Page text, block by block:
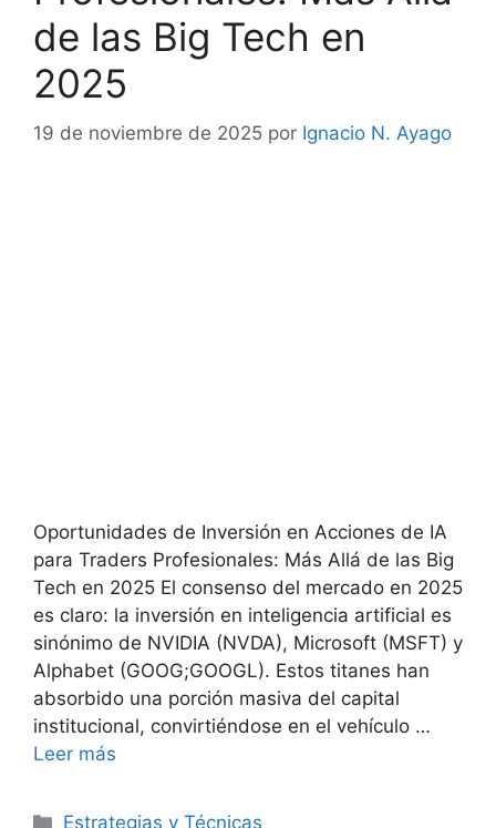
de las Big Tech en
2025
19 de noviembre de 2025 por Ignacio N. Ayago
Oportunidades de Inversión en Acciones de IA
para Traders Profesionales: Más Allá de las Big
Tech en 2025 El consenso del mercado en 2025
es claro: la inversión en inteligencia artificial es
sinónimo de NVIDIA (NVDA), Microsoft (MSFT) y
Alphabet (GOOG;GOOGL). Estos titanes han
absorbido una porción masiva del capital
institucional, convirtiéndose en el vehículo …
Leer más
Categorías
Estrategias y Técnicas